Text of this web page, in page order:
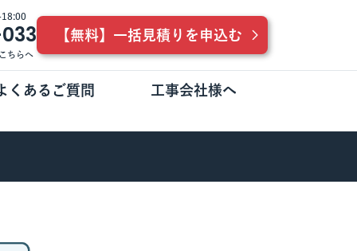
ちらへ
【無料】一括見積りを申込む
くあるご質問 工事会社様へ